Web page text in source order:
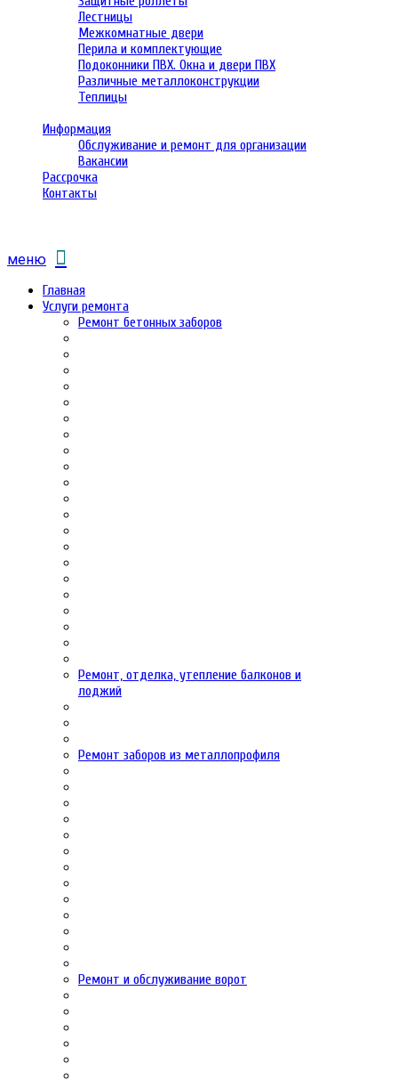
Лестницы
Межкомнатные двери
Перила и комплектующие
Подоконники ПВХ. Окна и двери ПВХ
Различные металлоконструкции
Теплицы
Информация
Обслуживание и ремонт для организации
Вакансии
Рассрочка
Контакты
меню
Главная
Услуги ремонта
Ремонт бетонных заборов
Ремонт, отделка, утепление балконов и
лоджий
Ремонт заборов из металлопрофиля
Ремонт и обслуживание ворот